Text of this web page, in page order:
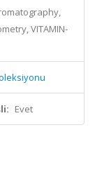
VITAMIN-
Evet